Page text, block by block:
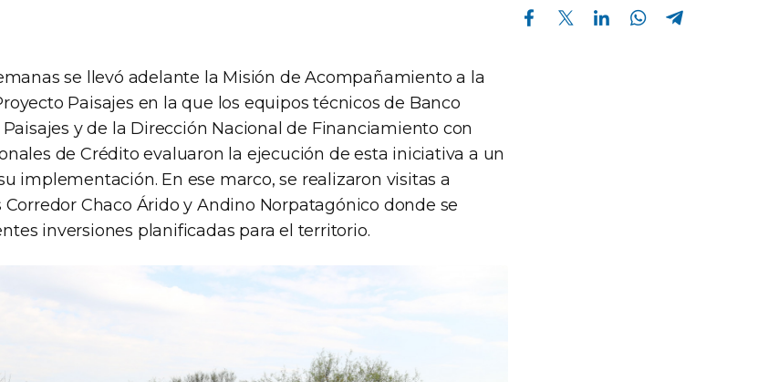
Compartir en Facebook Compartir en Twitter Compartir en Linkedin Compartir en Whatsapp
se llevó adelante la Misión de Acompañamiento a la
Paisajes en la que los equipos técnicos de Banco
y de la Dirección Nacional de Financiamiento con
de Crédito evaluaron la ejecución de esta iniciativa a un
implementación. En ese marco, se realizaron visitas a
Chaco Árido y Andino Norpatagónico donde se
inversiones planificadas para el territorio.